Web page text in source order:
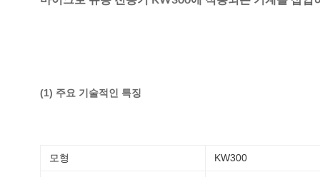
(1) 주요 기술적인 특징
모형 KW300